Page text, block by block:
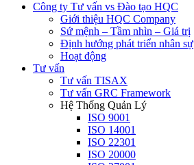
Công ty Tư vấn vs Đào tạo HQC
Giới thiệu HQC Company
Sứ mệnh – Tầm nhìn – Giá trị
Định hướng phát triển nhân sự
Hoạt động
Tư vấn
Tư vấn TISAX
Tư vấn GRC Framework
Hệ Thống Quản Lý
ISO 9001
ISO 14001
ISO 22301
ISO 20000